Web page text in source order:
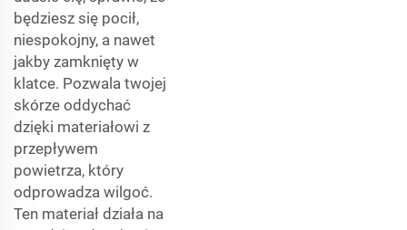
będziesz się pocił,
niespokojny, a nawet
jakby zamknięty w
klatce. Pozwala twojej
skórze oddychać
dzięki materiałowi z
przepływem
powietrza, który
odprowadza wilgoć.
Ten materiał działa na